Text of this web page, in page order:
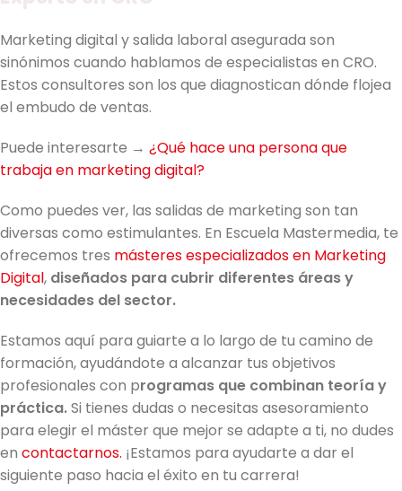
Marketing digital y salida laboral asegurada son
sinónimos cuando hablamos de especialistas en CRO.
Estos consultores son los que diagnostican dónde flojea
el embudo de ventas.
Puede interesarte → ¿Qué hace una persona que
trabaja en marketing digital?
Como puedes ver, las salidas de marketing son tan
diversas como estimulantes. En Escuela Mastermedia, te
ofrecemos tres másteres especializados en Marketing
Digital, diseñados para cubrir diferentes áreas y
necesidades del sector.
Estamos aquí para guiarte a lo largo de tu camino de
formación, ayudándote a alcanzar tus objetivos
profesionales con programas que combinan teoría y
práctica.Si tienes dudas o necesitas asesoramiento
para elegir el máster que mejor se adapte a ti, no dudes
en contactarnos. ¡Estamos para ayudarte a dar el
siguiente paso hacia el éxito en tu carrera!